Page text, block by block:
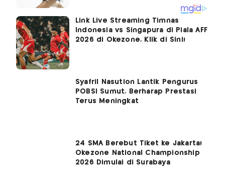
Link Live Streaming Timnas
Indonesia vs Singapura di Piala AFF
2026 di Okezone, Klik di Sini!
Syafril Nasution Lantik Pengurus
POBSI Sumut, Berharap Prestasi
Terus Meningkat
24 SMA Berebut Tiket ke Jakarta!
Okezone National Championship
2026 Dimulai di Surabaya